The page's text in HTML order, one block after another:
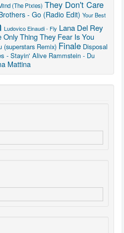
(The Pixies) They Don't Care
- Go (Radio Edit) Your Best
Ludovico Einaudi - Fly Lana Del Rey
Only Thing They Fear Is You
(superstars Remix) Finale Disposal
- Stayin' Alive Rammstein - Du
Mattina